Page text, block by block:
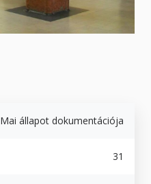
Mai állapot dokumentációja
31